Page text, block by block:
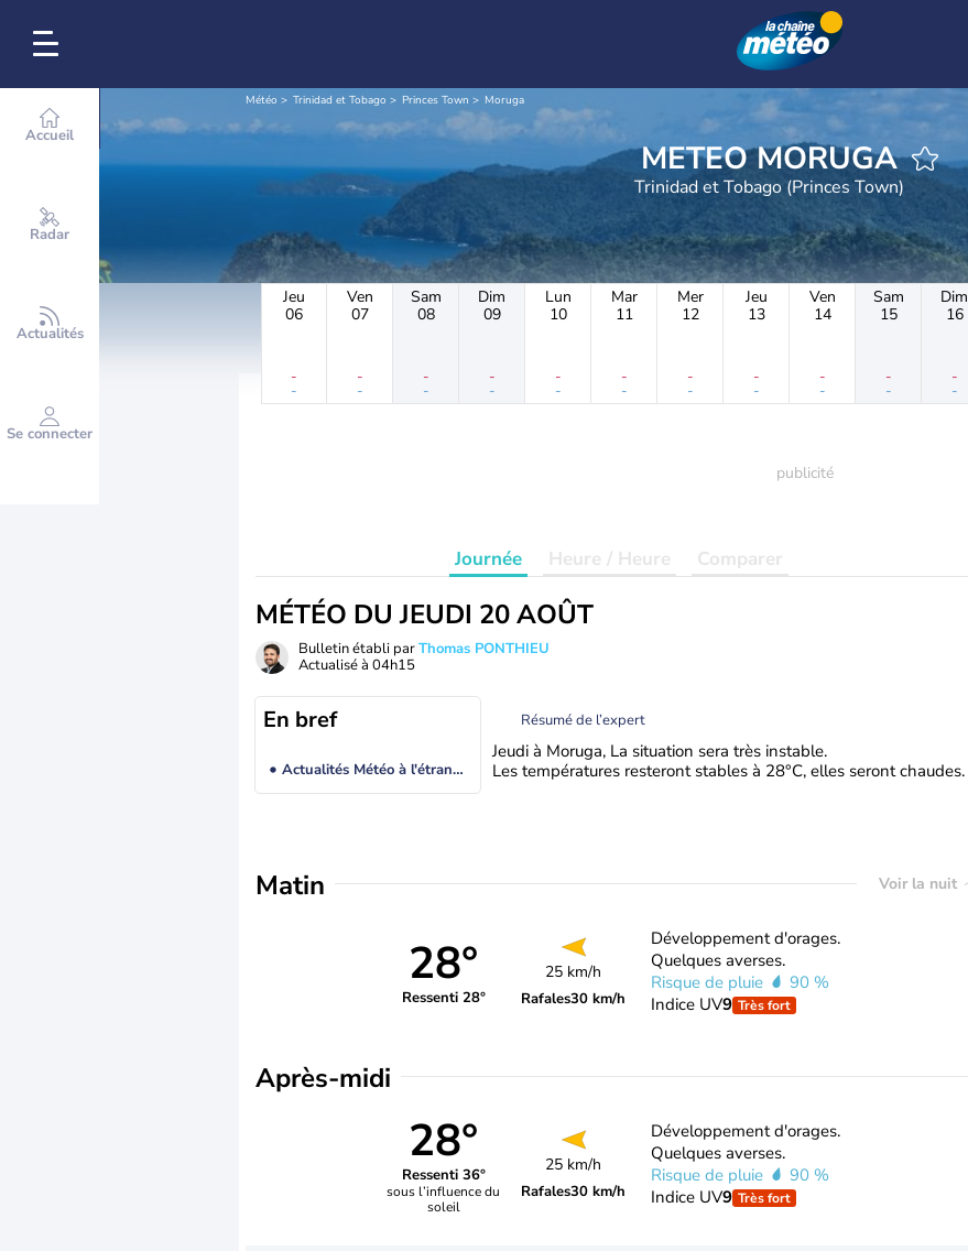
Accueil
Radar
Actualités
Se connecter
Météo Trinidad et Tobago Princes Town Moruga
METEO MORUGA
Trinidad et Tobago (Princes Town)
Jeu
06
-
-
Ven
07
-
-
Sam
08
-
-
Dim
09
-
-
Lun
10
-
-
Mar
11
-
-
Mer
12
-
-
Jeu
13
-
-
Ven
14
-
-
Sam
15
-
-
Dim
16
-
-
Journée Heure / Heure Comparer
MÉTÉO DU JEUDI 20 AOÛT
Bulletin établi parThomas PONTHIEU
Actualisé à 04h15
En bref
Actualités Météo à l'étranger
Résumé de l’expert
Jeudi à Moruga, La situation sera très instable.
Les températures resteront stables à 28°C, elles seront chaudes.
Matin Voir la nuit
28°
Ressenti 28°
25 km/h
Rafales30 km/h
Développement d'orages.
Quelques averses.
Risque de pluie
90 %
Indice UV9 Très fort
Après-midi
28°
Ressenti 36°
sous l’influence du
soleil
25 km/h
Rafales30 km/h
Développement d'orages.
Quelques averses.
Risque de pluie
90 %
Indice UV9 Très fort